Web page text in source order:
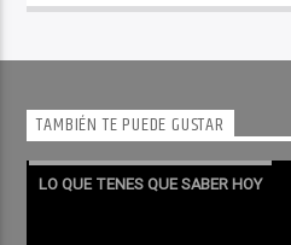
TAMBIÉN TE PUEDE GUSTAR
LO QUE TENES QUE SABER HOY